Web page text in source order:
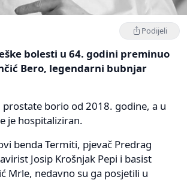
Podijeli
bolesti u 64. godini preminuo
Bero, legendarni bubnjar
prostate borio od 2018. godine, a u
je hospitaliziran.
benda Termiti, pjevač Predrag
Josip Krošnjak Pepi i basist
Mrle, nedavno su ga posjetili u